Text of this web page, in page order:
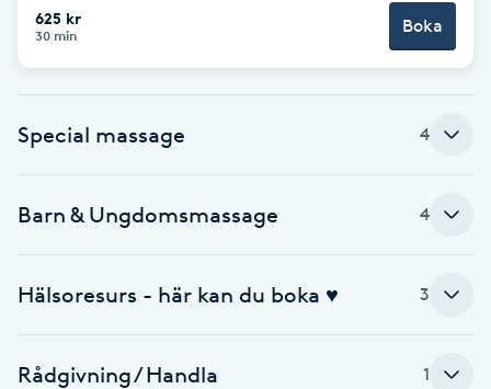
Bröllopsuppsättning
Celluliter
Color correction
625 kr
30 min Boka
Special massage 4
Barn & Ungdomsmassage 4
Hälsoresurs - här kan du boka ♥ 3
Rådgivning / Handla 1